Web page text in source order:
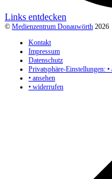
Links entdecken
© Medienzentrum Donauwörth 2026
Kontakt
Impressum
Datenschutz
Privatsphäre-Einstellungen: •
• ansehen
• widerrufen